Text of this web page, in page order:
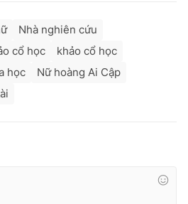
Nhà nghiên cứu
cổ học
khảo cổ học
học
Nữ hoàng Ai Cập